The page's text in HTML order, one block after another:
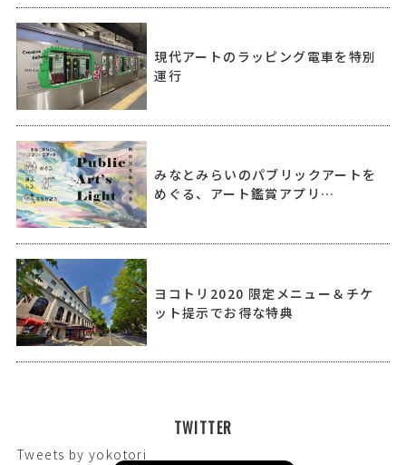
現代アートのラッピング電車を特別
運行
みなとみらいのパブリックアートを
めぐる、アート鑑賞アプリ…
ヨコトリ2020 限定メニュー＆チケ
ット提示でお得な特典
TWITTER
Tweets by yokotori_